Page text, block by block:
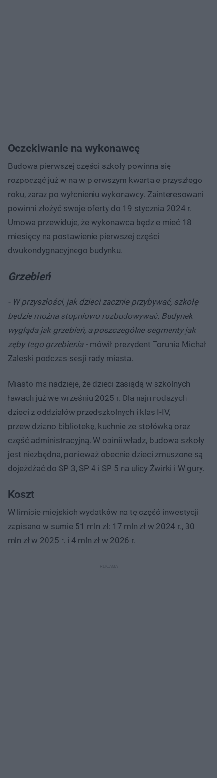
Oczekiwanie na wykonawcę
Budowa pierwszej części szkoły powinna się
rozpocząć już w na w pierwszym kwartale przyszłego
roku, zaraz po wyłonieniu wykonawcy. Zainteresowani
powinni złożyć swoje oferty do 19 stycznia 2024 r.
Umowa przewiduje, że wykonawca będzie mieć 18
miesięcy na postawienie pierwszej części
dwukondygnacyjnego budynku.
Grzebień
- W przyszłości, jak dzieci zacznie przybywać, szkołę
będzie można stopniowo rozbudowywać. Budynek
wygląda jak grzebień, a poszczególne segmenty jak
zęby tego grzebienia - mówił prezydent Torunia Michał
Zaleski podczas sesji rady miasta.
Miasto ma nadzieję, że dzieci zasiądą w szkolnych
ławach już we wrześniu 2025 r. Dla najmłodszych
dzieci z oddziałów przedszkolnych i klas I-IV,
przewidziano bibliotekę, kuchnię ze stołówką oraz
część administracyjną. W opinii władz, budowa szkoły
jest niezbędna, ponieważ obecnie dzieci zmuszone są
dojeżdżać do SP 3, SP 4 i SP 5 na ulicy Żwirki i Wigury.
Koszt
W limicie miejskich wydatków na tę część inwestycji
zapisano w sumie 51 mln zł: 17 mln zł w 2024 r., 30
mln zł w 2025 r. i 4 mln zł w 2026 r.